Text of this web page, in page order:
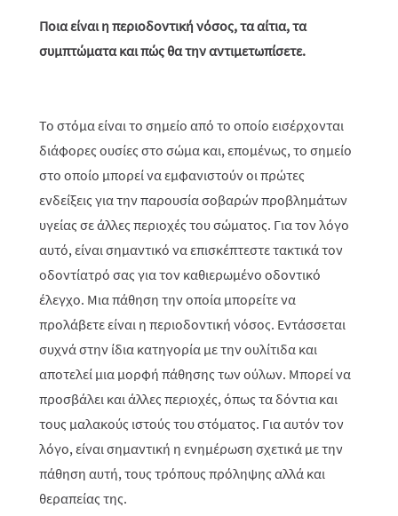
Ποια είναι η περιοδοντική νόσος, τα αίτια, τα
συμπτώματα και πώς θα την αντιμετωπίσετε.
Το στόμα είναι το σημείο από το οποίο εισέρχονται
διάφορες ουσίες στο σώμα και, επομένως, το σημείο
στο οποίο μπορεί να εμφανιστούν οι πρώτες
ενδείξεις για την παρουσία σοβαρών προβλημάτων
υγείας σε άλλες περιοχές του σώματος. Για τον λόγο
αυτό, είναι σημαντικό να επισκέπτεστε τακτικά τον
οδοντίατρό σας για τον καθιερωμένο οδοντικό
έλεγχο. Μια πάθηση την οποία μπορείτε να
προλάβετε είναι η περιοδοντική νόσος. Εντάσσεται
συχνά στην ίδια κατηγορία με την ουλίτιδα και
αποτελεί μια μορφή πάθησης των ούλων. Μπορεί να
προσβάλει και άλλες περιοχές, όπως τα δόντια και
τους μαλακούς ιστούς του στόματος. Για αυτόν τον
λόγο, είναι σημαντική η ενημέρωση σχετικά με την
πάθηση αυτή, τους τρόπους πρόληψης αλλά και
θεραπείας της.